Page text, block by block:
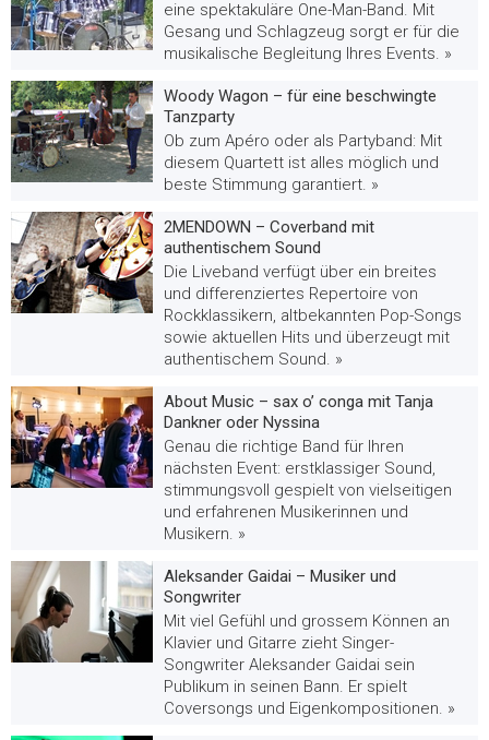
eine spektakuläre One-Man-Band. Mit
Gesang und Schlagzeug sorgt er für die
musikalische Begleitung Ihres Events. »
Woody Wagon – für eine beschwingte
Tanzparty
Ob zum Apéro oder als Partyband: Mit
diesem Quartett ist alles möglich und
beste Stimmung garantiert. »
2MENDOWN – Coverband mit
authentischem Sound
Die Liveband verfügt über ein breites
und differenziertes Repertoire von
Rockklassikern, altbekannten Pop-Songs
sowie aktuellen Hits und überzeugt mit
authentischem Sound. »
About Music – sax o’ conga mit Tanja
Dankner oder Nyssina
Genau die richtige Band für Ihren
nächsten Event: erstklassiger Sound,
stimmungsvoll gespielt von vielseitigen
und erfahrenen Musikerinnen und
Musikern. »
Aleksander Gaidai – Musiker und
Songwriter
Mit viel Gefühl und grossem Können an
Klavier und Gitarre zieht Singer-
Songwriter Aleksander Gaidai sein
Publikum in seinen Bann. Er spielt
Coversongs und Eigenkompositionen. »